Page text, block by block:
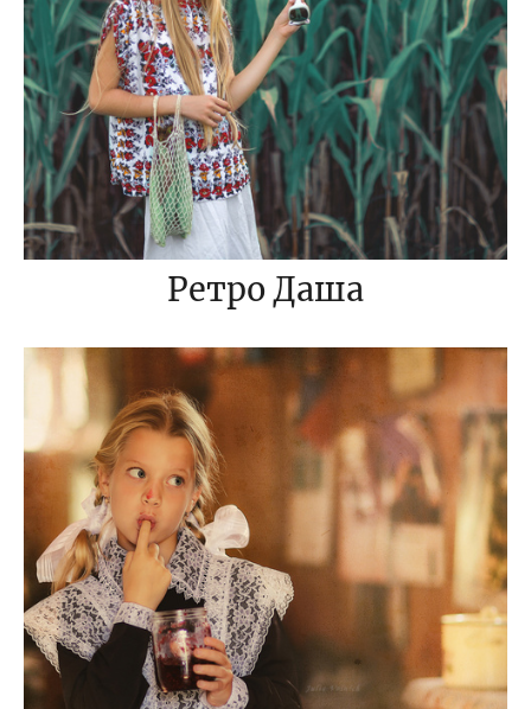
Ретро Даша